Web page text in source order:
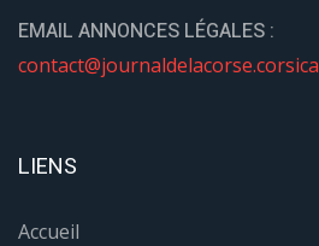
EMAIL ANNONCES LÉGALES :
contact@journaldelacorse.corsica
LIENS
Accueil